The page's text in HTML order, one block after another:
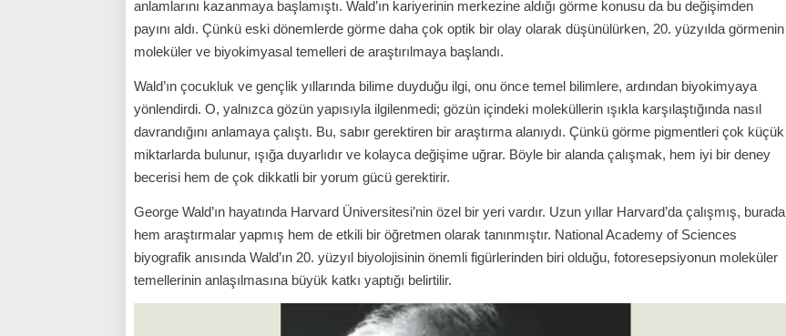
anlamlarını kazanmaya başlamıştı. Wald’ın kariyerinin merkezine aldığı görme konusu da bu değişimden
payını aldı. Çünkü eski dönemlerde görme daha çok optik bir olay olarak düşünülürken, 20. yüzyılda görmenin
moleküler ve biyokimyasal temelleri de araştırılmaya başlandı.
Wald’ın çocukluk ve gençlik yıllarında bilime duyduğu ilgi, onu önce temel bilimlere, ardından biyokimyaya
yönlendirdi. O, yalnızca gözün yapısıyla ilgilenmedi; gözün içindeki moleküllerin ışıkla karşılaştığında nasıl
davrandığını anlamaya çalıştı. Bu, sabır gerektiren bir araştırma alanıydı. Çünkü görme pigmentleri çok küçük
miktarlarda bulunur, ışığa duyarlıdır ve kolayca değişime uğrar. Böyle bir alanda çalışmak, hem iyi bir deney
becerisi hem de çok dikkatli bir yorum gücü gerektirir.
George Wald’ın hayatında Harvard Üniversitesi’nin özel bir yeri vardır. Uzun yıllar Harvard’da çalışmış, burada
hem araştırmalar yapmış hem de etkili bir öğretmen olarak tanınmıştır. National Academy of Sciences
biyografik anısında Wald’ın 20. yüzyıl biyolojisinin önemli figürlerinden biri olduğu, fotoresepsiyonun moleküler
temellerinin anlaşılmasına büyük katkı yaptığı belirtilir.